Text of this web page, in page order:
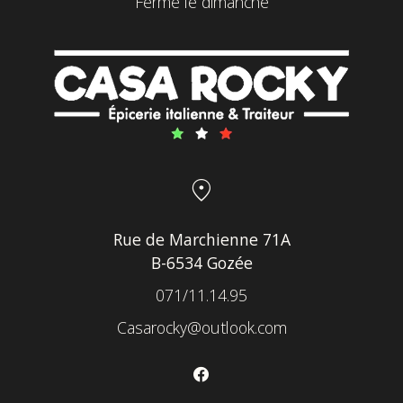
location_on
Rue de Marchienne 71A
B-6534 Gozée
071/11.14.95
Casarocky@outlook.com